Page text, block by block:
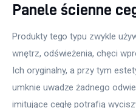
Panele ścienne
Produkty tego typu zwykle
wnętrz, odświeżenia, chęci
Ich oryginalny, a przy tym
umknie uwadze żadnego
imitujące cegłę potrafią